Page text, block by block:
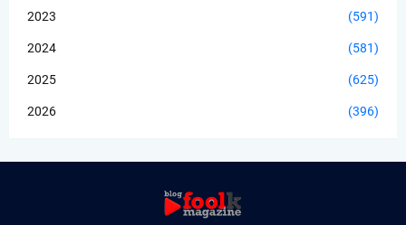
2023 (591)
2024 (581)
2025 (625)
2026 (396)